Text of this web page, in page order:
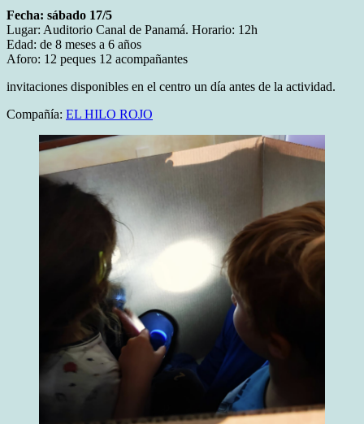
Fecha: sábado 17/5
Lugar: Auditorio Canal de Panamá. Horario: 12h
Edad: de 8 meses a 6 años
Aforo: 12 peques 12 acompañantes
invitaciones disponibles en el centro un día antes de la actividad.
Compañía: EL HILO ROJO